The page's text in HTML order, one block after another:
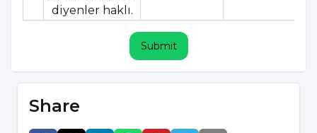
diyenler haklı.
Submit
Share